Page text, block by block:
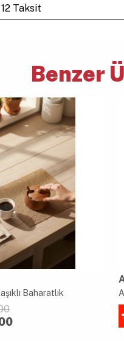
12 Taksit
Benzer
Baharatlık